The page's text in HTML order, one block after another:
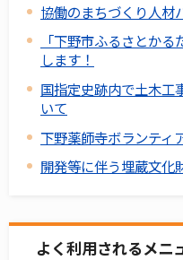
協働のまちづくり人材
「下野市ふるさとか
します！
国指定史跡内で土木工
いて
下野薬師寺ボランティ
開発等に伴う埋蔵文化
よく利用されるメニ